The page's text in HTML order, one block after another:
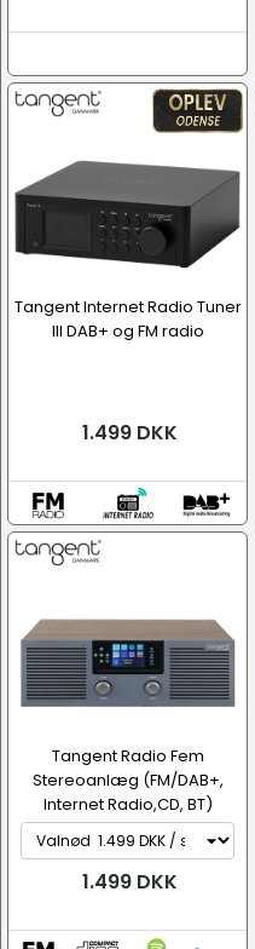
Tangent Internet Radio Tuner
III DAB+ og FM radio
1.499 DKK
Tangent Radio Fem
Stereoanlæg (FM/DAB+,
Internet Radio,CD, BT)
1.499 DKK